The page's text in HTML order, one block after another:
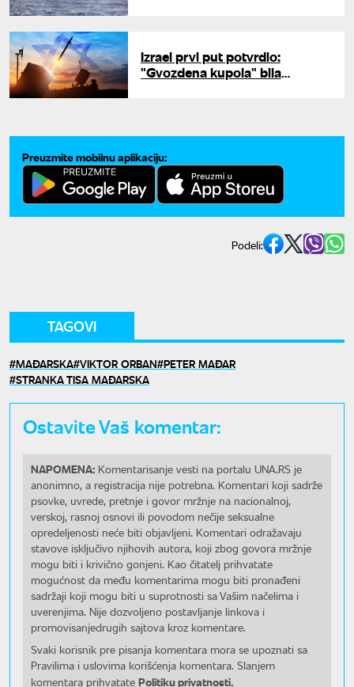
Izrael prvi put potvrdio:
"Gvozdena kupola" bila
Preuzmite mobilnu aplikaciju:
Podeli:
TAGOVI
MAĐARSKA VIKTOR ORBAN PETER MAĐAR
STRANKA TISA MAĐARSKA
Ostavite Vaš komentar:
NAPOMENA: Komentarisanje vesti na portalu UNA.RS je
anonimno, a registracija nije potrebna. Komentari koji sadrže
psovke, uvrede, pretnje i govor mržnje na nacionalnoj,
verskoj, rasnoj osnovi ili povodom nečije seksualne
opredeljenosti neće biti objavljeni. Komentari odražavaju
stavove isključivo njihovih autora, koji zbog govora mržnje
mogu biti i krivično gonjeni. Kao čitatelj prihvatate
mogućnost da među komentarima mogu biti pronađeni
sadržaji koji mogu biti u suprotnosti sa Vašim načelima i
uverenjima. Nije dozvoljeno postavljanje linkova i
promovisanjedrugih sajtova kroz komentare.
Svaki korisnik pre pisanja komentara mora se upoznati sa
Pravilima i uslovima korišćenja komentara. Slanjem
komentara prihvatate Politiku privatnosti.